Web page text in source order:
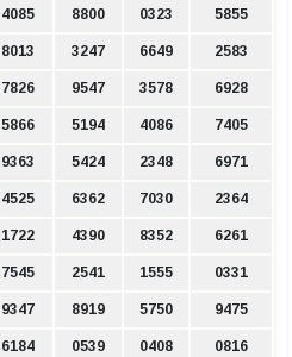
4085 8800 0323 5855
8013 3247 6649 2583
7826 9547 3578 6928
5866 5194 4086 7405
9363 5424 2348 6971
4525 6362 7030 2364
1722 4390 8352 6261
7545 2541 1555 0331
9347 8919 5750 9475
6184 0539 0408 0816